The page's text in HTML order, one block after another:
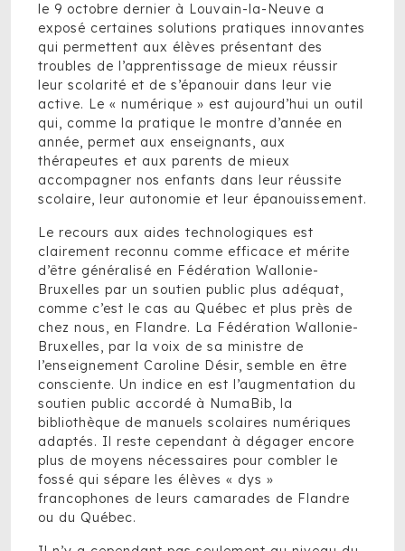
le 9 octobre dernier à Louvain-la-Neuve a
exposé certaines solutions pratiques innovantes
qui permettent aux élèves présentant des
troubles de l’apprentissage de mieux réussir
leur scolarité et de s’épanouir dans leur vie
active. Le « numérique » est aujourd’hui un outil
qui, comme la pratique le montre d’année en
année, permet aux enseignants, aux
thérapeutes et aux parents de mieux
accompagner nos enfants dans leur réussite
scolaire, leur autonomie et leur épanouissement.
Le recours aux aides technologiques est
clairement reconnu comme efficace et mérite
d’être généralisé en Fédération Wallonie-
Bruxelles par un soutien public plus adéquat,
comme c’est le cas au Québec et plus près de
chez nous, en Flandre. La Fédération Wallonie-
Bruxelles, par la voix de sa ministre de
l’enseignement Caroline Désir, semble en être
consciente. Un indice en est l’augmentation du
soutien public accordé à NumaBib, la
bibliothèque de manuels scolaires numériques
adaptés. Il reste cependant à dégager encore
plus de moyens nécessaires pour combler le
fossé qui sépare les élèves « dys »
francophones de leurs camarades de Flandre
ou du Québec.